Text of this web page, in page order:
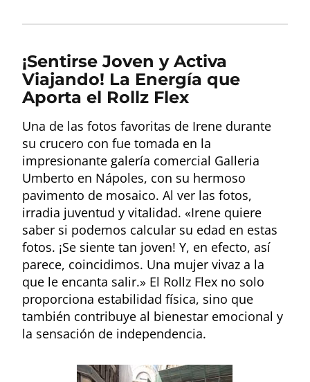
¡Sentirse Joven y Activa
Viajando! La Energía que
Aporta el Rollz Flex
Una de las fotos favoritas de Irene durante
su crucero con fue tomada en la
impresionante galería comercial Galleria
Umberto en Nápoles, con su hermoso
pavimento de mosaico. Al ver las fotos,
irradia juventud y vitalidad. «Irene quiere
saber si podemos calcular su edad en estas
fotos. ¡Se siente tan joven! Y, en efecto, así
parece, coincidimos. Una mujer vivaz a la
que le encanta salir.» El Rollz Flex no solo
proporciona estabilidad física, sino que
también contribuye al bienestar emocional y
la sensación de independencia.